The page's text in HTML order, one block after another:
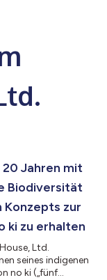
Jahren mit
Biodiversität
zur
ki zu erhalten
Ltd.
seines indigenen
no ki („fünf